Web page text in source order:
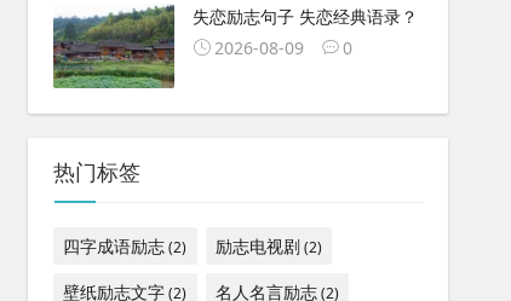
失恋励志句子 失恋经典语录？
2026-08-09
0
热门标签
四字成语励志(2) 励志电视剧(2)
壁纸励志文字(2) 名人名言励志(2)